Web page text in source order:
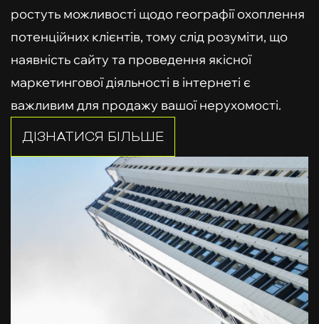
ростуть можливості щодо географії охоплення
потенційних клієнтів, тому слід розуміти, що
наявність сайту та проведення якісної
маркетингової діяльності в інтернеті є
важливим для продажу вашої нерухомості.
ДІЗНАТИСЯ БІЛЬШЕ